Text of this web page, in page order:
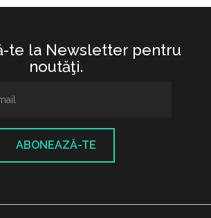
te la Newsletter pentru
noutăţi.
ABONEAZĂ-TE